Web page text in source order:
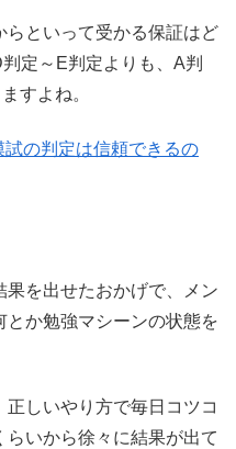
らといって受かる保証はど
定～E判定よりも、A判
すよね。
の判定は信頼できるの
を出せたおかげで、メン
とか勉強マシーンの状態を
しいやり方で毎日コツコ
いから徐々に結果が出て